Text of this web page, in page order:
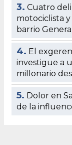
3. Cuatro
motociclista
barrio
4. El
investigue a
millonario
5. Dolor en
de la